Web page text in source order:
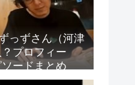
っずさん（河津
プロフィー
ードまとめ